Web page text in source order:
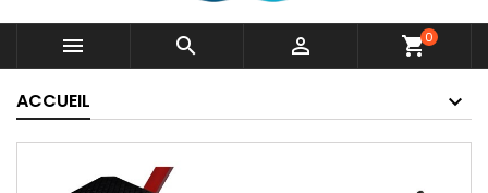
   shopping_cart0
ACCUEIL